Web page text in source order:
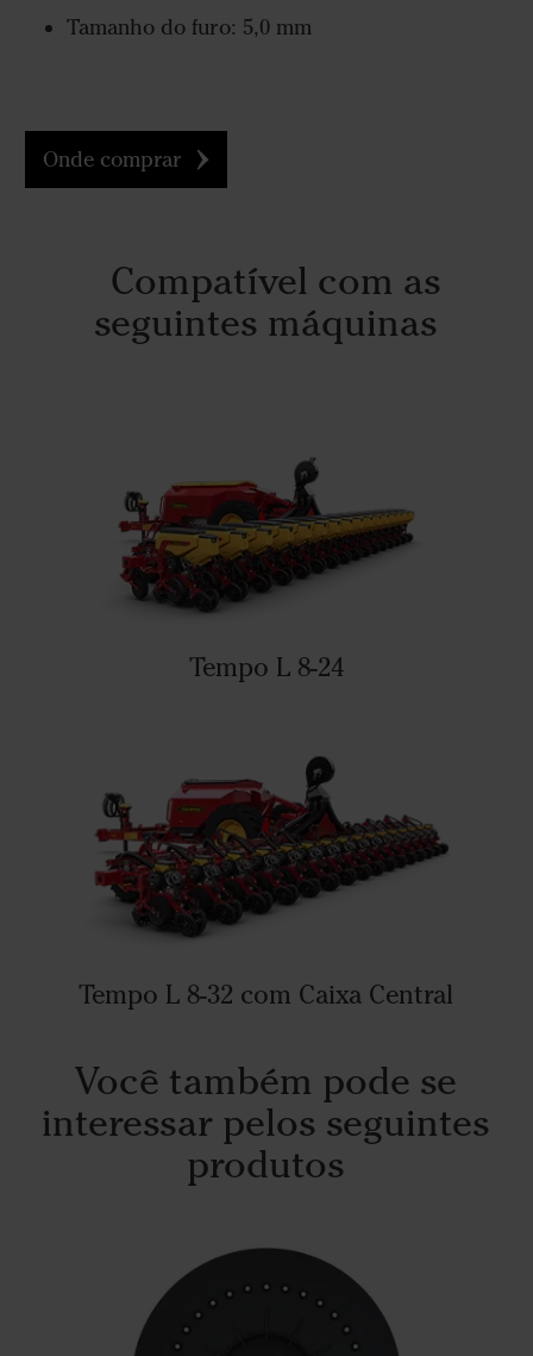
Tamanho do furo: 5,0 mm
Onde comprar
Compatível com as
seguintes máquinas
Tempo L 8-24
Tempo L 8-32 com Caixa Central
Você também pode se
interessar pelos seguintes
produtos